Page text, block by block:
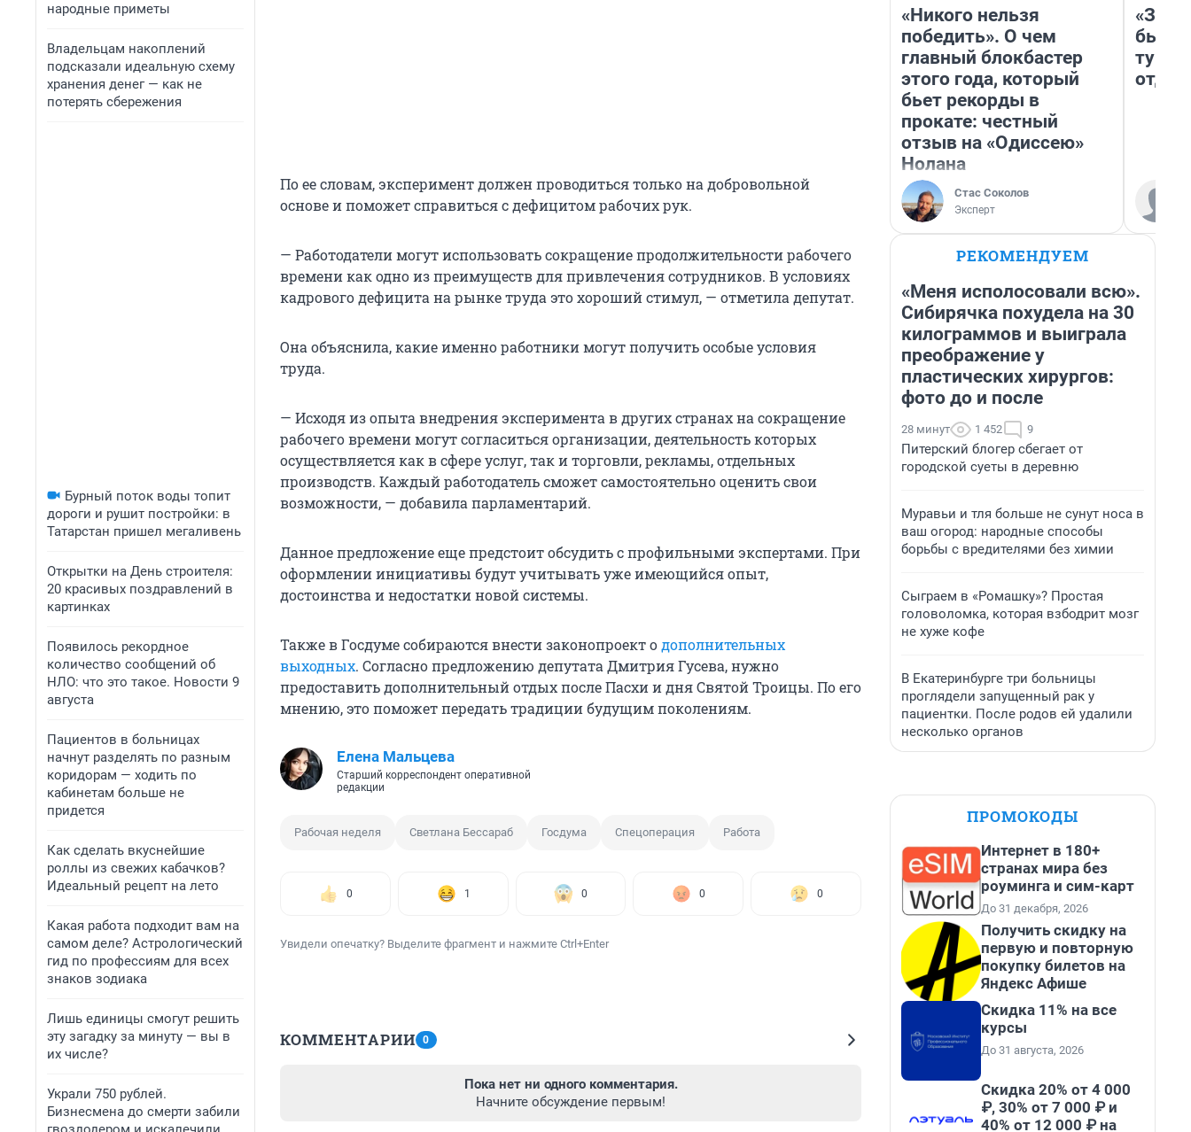
народные приметы
Владельцам накоплений
подсказали идеальную схему
хранения денег — как не
потерять сбережения
Бурный поток воды топит
дороги и рушит постройки: в
Татарстан пришел мегаливень
Открытки на День строителя:
20 красивых поздравлений в
картинках
Появилось рекордное
количество сообщений об
НЛО: что это такое. Новости 9
августа
Пациентов в больницах
начнут разделять по разным
коридорам — ходить по
кабинетам больше не
придется
Как сделать вкуснейшие
роллы из свежих кабачков?
Идеальный рецепт на лето
Какая работа подходит вам на
самом деле? Астрологический
гид по профессиям для всех
знаков зодиака
Лишь единицы смогут решить
эту загадку за минуту — вы в
их числе?
Украли 750 рублей.
Бизнесмена до смерти забили
По ее словам, эксперимент должен проводиться только на добровольной
основе и поможет справиться с дефицитом рабочих рук.
— Работодатели могут использовать сокращение продолжительности рабочего
времени как одно из преимуществ для привлечения сотрудников. В условиях
кадрового дефицита на рынке труда это хороший стимул, — отметила депутат.
Она объяснила, какие именно работники могут получить особые условия
труда.
— Исходя из опыта внедрения эксперимента в других странах на сокращение
рабочего времени могут согласиться организации, деятельность которых
осуществляется как в сфере услуг, так и торговли, рекламы, отдельных
производств. Каждый работодатель сможет самостоятельно оценить свои
возможности, — добавила парламентарий.
Данное предложение еще предстоит обсудить с профильными экспертами. При
оформлении инициативы будут учитывать уже имеющийся опыт,
достоинства и недостатки новой системы.
Также в Госдуме собираются внести законопроект одополнительных
выходных. Согласно предложению депутата Дмитрия Гусева, нужно
предоставить дополнительный отдых после Пасхи и дня Святой Троицы. По его
мнению, это поможет передать традиции будущим поколениям.
Елена Мальцева
Старший корреспондент оперативной
редакции
Рабочая неделя Светлана Бессараб Госдума Спецоперация Работа
0 1 0 0 0
Увидели опечатку? Выделите фрагмент и нажмите Ctrl+Enter
КОММЕНТАРИИ 0
Пока нет ни одного комментария.
Начните обсуждение первым!
«Никого нельзя
победить». О чем
главный блокбастер
этого года, который
бьет рекорды в
прокате: честный
отзыв на «Одиссею»
Нолана
Стас Соколов
Эксперт
«За
были
РЕКОМЕНДУЕМ
«Меня исполосовали всю».
Сибирячка похудела на 30
килограммов и выиграла
преображение у
пластических хирургов:
фото до и после
28 минут 1 452 9
Питерский блогер сбегает от
городской суеты в деревню
Муравьи и тля больше не сунут носа в
ваш огород: народные способы
борьбы с вредителями без химии
Сыграем в «Ромашку»? Простая
головоломка, которая взбодрит мозг
не хуже кофе
В Екатеринбурге три больницы
проглядели запущенный рак у
пациентки. После родов ей удалили
несколько органов
ПРОМОКОДЫ
Интернет в 180+
странах мира без
роуминга и сим-карт
До 31 декабря, 2026
Получить скидку на
первую и повторную
покупку билетов на
Яндекс Афише
Скидка 11% на все
курсы
До 31 августа, 2026
Скидка 20% от 4 000
₽, 30% от 7 000 ₽ и
40% от 12 000 ₽ на